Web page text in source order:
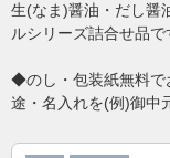
生(なま)醤油・だし
ルシリーズ詰合せ品で
◆のし・包装紙無料で
途・名入れを(例)御中